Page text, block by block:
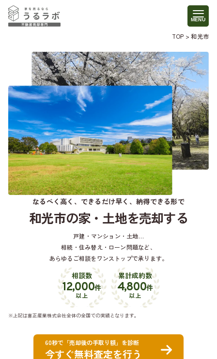
TOP >和光市
なるべく高く、できるだけ早く、納得できる形で
和光市の家・土地を売却する
戸建・マンション・土地…
相続・住み替え・ローン問題など、
あらゆるご相談をワンストップで承ります。
相談数
12,000件
以上
累計成約数
4,800件
以上
※上記は喜正産業株式会社全体の全国での実績となります。
60秒で「売却後の手取り額」を診断
今すぐ無料査定を行う